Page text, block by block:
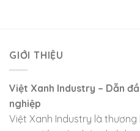
GIỚI THIỆU
Việt Xanh Industry – Dẫn
nghiệp
Việt Xanh Industry là